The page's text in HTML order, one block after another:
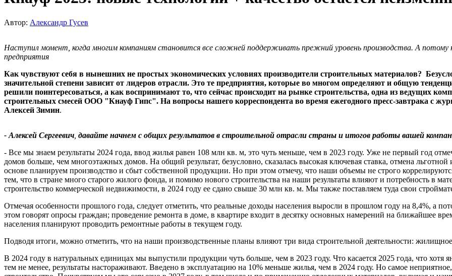
Автор: Александр Гусев
Наступил момент, когда многим компаниям становится все сложней поддерживать прежний уровень производства. А
предприятия
Как чувствуют себя в нынешних не простых экономических условиях производители строительных материалов?
значительной степени зависит от лидеров отрасли. Это те предприятия, которые во многом определяют и общую
решили поинтересоваться, а как воспринимают то, что сейчас происходит на рынке строительства, одна из ведущих
строительных смесей ООО "Кнауф Гипс". На вопросы нашего корреспондента во время ежегодного пресс-завтрака с
Алексей Зимин.
- Алексей Сергеевич давайте начнем с общих результатов в строительной отрасли страны и итогов работы вашей
- Все мы знаем результаты 2024 года, ввод жилья равен 108 млн кв. м, это чуть меньше, чем в 2023 году. Уже не первый год
домов больше, чем многоэтажных домов. На общий результат, безусловно, сказалась высокая ключевая ставка, отмена
основе планируем производство и сбыт собственной продукции. Но при этом отмечу, что наши объемы не строго
тем, что в стране много старого жилого фонда, и помимо нового строительства на наши результаты влияют и потребность в
строительство коммерческой недвижимости, в 2024 году ее сдано свыше 30 млн кв. м. Мы также поставляем туда свои
Отмечая особенности прошлого года, следует отметить, что реальные доходы населения выросли в прошлом году на 8,4%, а
этом говорят опросы граждан; проведение ремонта в доме, в квартире входит в десятку основных намерений на ближайшее
населения планируют проводить ремонтные работы в текущем году.
Подводя итоги, можно отметить, что на наши производственные планы влияют три вида строительной деятельности: жилищное
В 2024 году в натуральных единицах мы выпустили продукции чуть больше, чем в 2023 году. Что касается 2025 года, что хотя
тем не менее, результаты настораживают. Введено в эксплуатацию на 10% меньше жилья, чем в 2024 году. Но самое